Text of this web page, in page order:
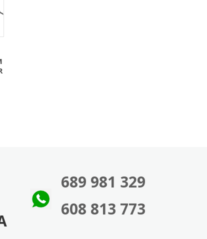
689 981 329
608 813 773